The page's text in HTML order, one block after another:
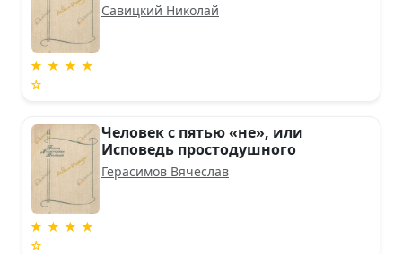
★ ★ ★ ★
☆
Савицкий Николай
★ ★ ★ ★
☆
Человек с пятью «не», или
Исповедь простодушного
Герасимов Вячеслав